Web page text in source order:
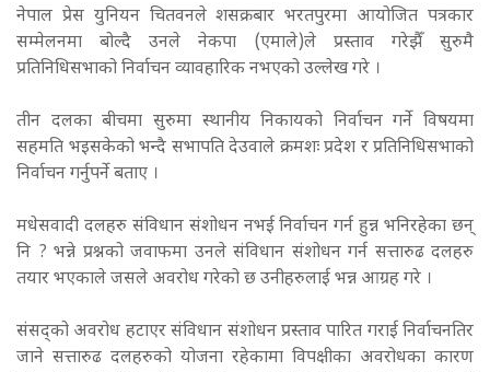
नेपाल प्रेस युनियन चितवनले शसक्रबार भरतपुरमा आयोजित पत्रकार
सम्मेलनमा बोल्दै उनले नेकपा (एमाले)ले प्रस्ताव गरेझैँ सुरुमै
प्रतिनिधिसभाको निर्वाचन व्यावहारिक नभएको उल्लेख गरे ।
तीन दलका बीचमा सुरुमा स्थानीय निकायको निर्वाचन गर्ने विषयमा
सहमति भइसकेको भन्दै सभापति देउवाले क्रमशः प्रदेश र प्रतिनिधिसभाको
निर्वाचन गर्नुपर्ने बताए ।
मधेसवादी दलहरु संविधान संशोधन नभई निर्वाचन गर्न हुन्न भनिरहेका छन्
नि ? भन्ने प्रश्नको जवाफमा उनले संविधान संशोधन गर्न सत्तारुढ दलहरु
तयार भएकाले जसले अवरोध गरेको छ उनीहरुलाई भन्न आग्रह गरे ।
संसद्को अवरोध हटाएर संविधान संशोधन प्रस्ताव पारित गराई निर्वाचनतिर
जाने सत्तारुढ दलहरुको योजना रहेकामा विपक्षीका अवरोधका कारण